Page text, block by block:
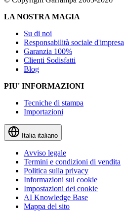
LA NOSTRA MAGIA
Su di noi
Responsabilità sociale d'impresa
Garanzia 100%
Clienti Sodisfatti
Blog
PIU' INFORMAZIONI
Tecniche di stampa
Importazioni
Italia italiano
Avviso legale
Termini e condizioni di vendita
Politica sulla privacy
Informazioni sui cookie
Impostazioni dei cookie
AI Knowledge Base
Mappa del sito